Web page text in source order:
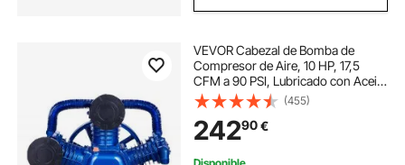
VEVOR Cabezal de Bomba de
Compresor de Aire, 10 HP, 17,5
CFM a 90 PSI, Lubricado con Aceite
de 3 Cilindros, Hierro Fundido Tipo
V de Doble Etapa con Presión
Máxima de 185 PSI, 565 x 420 x
486 mm
(455)
24290€